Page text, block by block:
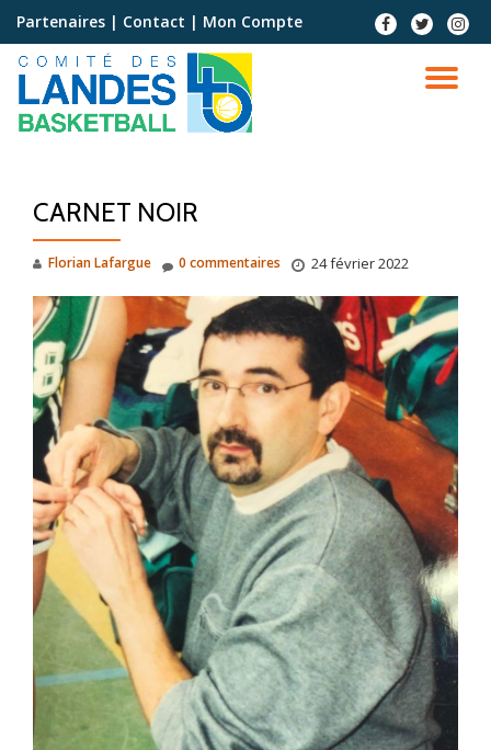
Aller
contenu
Partenaires | Contact | Mon Compte
CARNET NOIR
Florian Lafargue 24 février 2022
0 commentaires